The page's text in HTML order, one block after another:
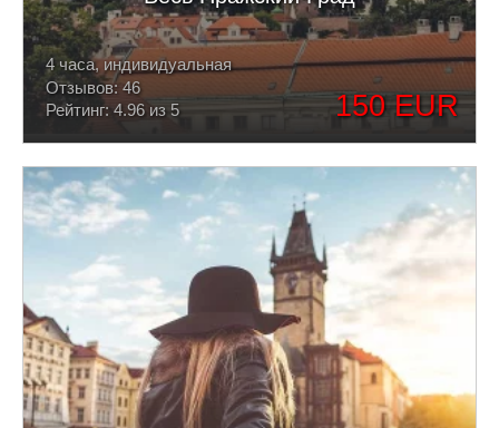
150 EUR
4 часа, индивидуальная
Отзывов: 46
Рейтинг: 4.96 из 5